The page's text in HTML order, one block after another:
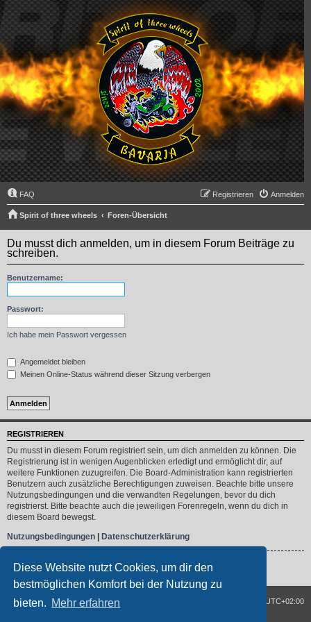
Diese Website nutzt Cookies, um dir den
bestmöglichen Komfort bei der Nutzung zu
bieten. Mehr erfahren
FAQ Anmelden
Registrieren
Spirit of three wheels Foren-Übersicht
Du musst dich anmelden, um in diesem Forum Beiträge zu
schreiben.
Benutzername:
Passwort:
Ich habe mein Passwort vergessen
Angemeldet bleiben
Meinen Online-Status während dieser Sitzung verbergen
REGISTRIEREN
Du musst in diesem Forum registriert sein, um dich anmelden zu können. Die
Registrierung ist in wenigen Augenblicken erledigt und ermöglicht dir, auf
weitere Funktionen zuzugreifen. Die Board-Administration kann registrierten
Benutzern auch zusätzliche Berechtigungen zuweisen. Beachte bitte unsere
Nutzungsbedingungen und die verwandten Regelungen, bevor du dich
registrierst. Bitte beachte auch die jeweiligen Forenregeln, wenn du dich in
diesem Board bewegst.
Nutzungsbedingungen | Datenschutzerklärung
Registrieren
Spirit of three wheels Foren-Übersicht UTC+02:00